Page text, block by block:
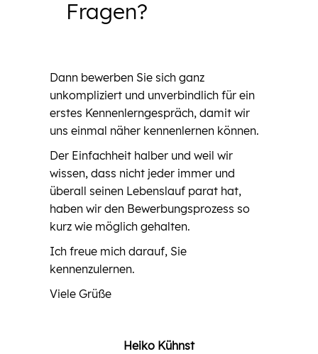
Fragen?
Dann bewerben Sie sich ganz
unkompliziert und unverbindlich für ein
erstes Kennenlerngespräch, damit wir
uns einmal näher kennenlernen können.
Der Einfachheit halber und weil wir
wissen, dass nicht jeder immer und
überall seinen Lebenslauf parat hat,
haben wir den Bewerbungsprozess so
kurz wie möglich gehalten.
Ich freue mich darauf, Sie
kennenzulernen.
Viele Grüße
Heiko Kühnst